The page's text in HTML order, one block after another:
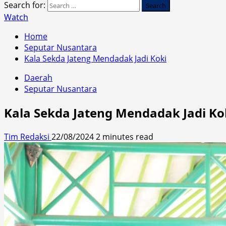
Search for:
Watch
Home
Seputar Nusantara
Kala Sekda Jateng Mendadak Jadi Koki
Daerah
Seputar Nusantara
Kala Sekda Jateng Mendadak Jadi
Tim Redaksi 22/08/20242 minutes read